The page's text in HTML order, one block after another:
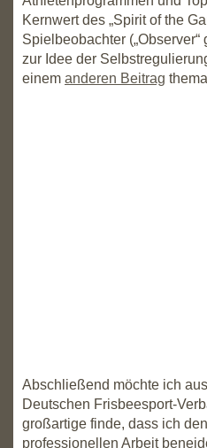
Kernwert des „Spirit of the
Spielbeobachter
zur Idee der
einem anderen Beitrag
Abschließend möchte ich
Deutschen Frisbeesport-
großartige finde, dass ich
professionellen Arbeit